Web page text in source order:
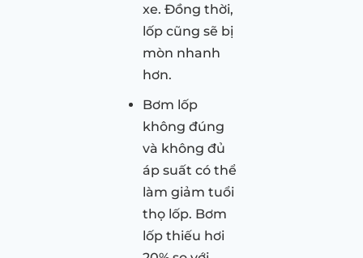
xe. Đồng thời,
lốp cũng sẽ bị
mòn nhanh
hơn.
Bơm lốp
không đúng
và không đủ
áp suất có thể
làm giảm tuổi
thọ lốp. Bơm
lốp thiếu hơi